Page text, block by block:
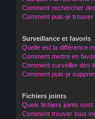
Comment rechercher
Comment puis-je
Surveillance et favoris
Quelle est la différence
Comment mettre en
Comment surveiller des
Comment puis-je
Fichiers joints
Quels fichiers joints
Comment trouver tous